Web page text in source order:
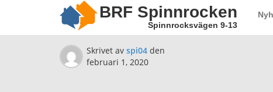
BRF Spinnrocken
Spinnrocksvägen 9-13
Skrivet av spi04 den
februari 1, 2020